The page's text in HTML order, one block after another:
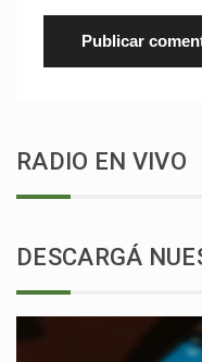
RADIO EN VIVO
DESCARGÁ